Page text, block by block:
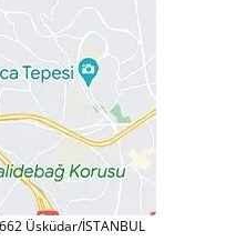
Üsküdar/İSTANBUL